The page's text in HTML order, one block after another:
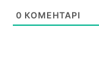
0 КОМЕНТАРІ